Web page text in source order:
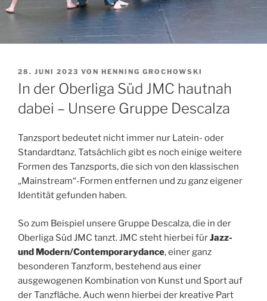
VERÖFFENTLICHT
AM
28. JUNI 2023 VON HENNING GROCHOWSKI
In der Oberliga Süd JMC hautnah
dabei – Unsere Gruppe Descalza
Tanzsport bedeutet nicht immer nur Latein- oder
Standardtanz. Tatsächlich gibt es noch einige weitere
Formen des Tanzsports, die sich von den klassischen
„Mainstream“-Formen entfernen und zu ganz eigener
Identität gefunden haben.
So zum Beispiel unsere Gruppe Descalza, die in der
Oberliga Süd JMC tanzt. JMC steht hierbei fürJazz-
und Modern/Contemporarydance, einer ganz
besonderen Tanzform, bestehend aus einer
ausgewogenen Kombination von Kunst und Sport auf
der Tanzfläche. Auch wenn hierbei der kreative Part